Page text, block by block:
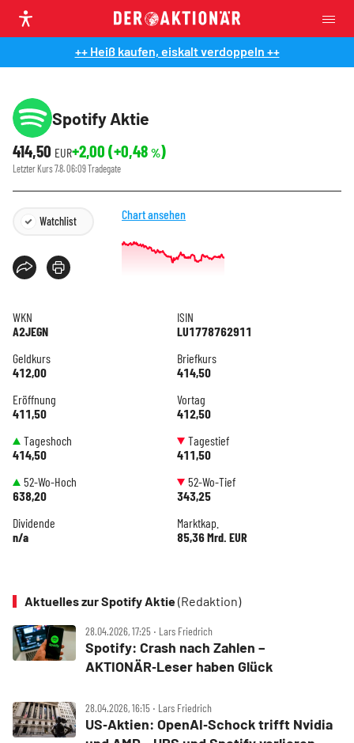
++ Heiß kaufen, eiskalt verdoppeln ++
Spotify Aktie
414,50 EUR+2,00 (+0,48 %)
Letzter Kurs7.8. 06:09Tradegate
Watchlist Chart ansehen
WKN
A2JEGN
ISIN
LU1778762911
Geldkurs
412,00
Briefkurs
414,50
Eröffnung
411,50
Vortag
412,50
Tageshoch
414,50
Tagestief
411,50
52-Wo-Hoch
638,20
52-Wo-Tief
343,25
Dividende
n/a
Marktkap.
85,36 Mrd. EUR
Aktuelles zur Spotify Aktie(Redaktion)
28.04.2026, 17:25 ‧ Lars Friedrich
Spotify: Crash nach Zahlen –
AKTIONÄR‑Leser haben Glück
28.04.2026, 16:15 ‧ Lars Friedrich
US‑Aktien: OpenAI‑Schock trifft Nvidia